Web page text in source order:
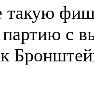
такую
с